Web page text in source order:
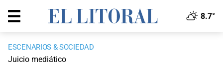
8.7°
ESCENARIOS & SOCIEDAD
Juicio mediático